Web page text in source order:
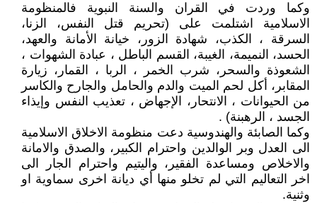
وكما وردت في القران والسنة النبوية فالمنظومة
الاسلامية اشتلمت على (تحريم قتل النفس، الزنا،
السرقة ، الكذب، شهادة الزور، خيانة الأمانة والعهد،
الحسد، النميمة، الغيبة، القسم الباطل ، عبادة الشهوات ،
الشعوذة والسحر، شرب الخمر ، الربا ، القمار، زيارة
المقابر، أكل لحم الميت والدم والحامل والجارح والكاسر
من الحيوانات ، الانتحار، الإجهاض ، تعذيب النفس وإيذاء
الجسد ، الرهبنة) .
وكما الصابئة والهندوسية دعت منظومة الاخلاق الاسلامية
الى العدل وبر الوالدين واحترام الكبير، والصدق والامانة
والاخلاص ومساعدة الفقير، واليتيم واحترام الجار الى
اخر التعاليم التي لم تخلو منها أي ديانة اخرى سماوية او
وثنية.